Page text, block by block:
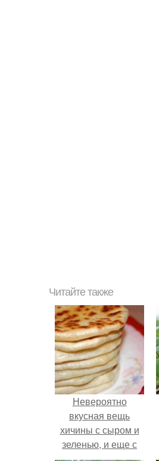
Читайте также
Невероятно
вкусная вещь
хичины с сыром и
зеленью, и еще с